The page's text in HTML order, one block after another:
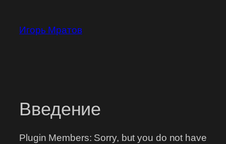
содержимому
Игорь Мратов
Введение
Plugin Members: Sorry, but you do not have